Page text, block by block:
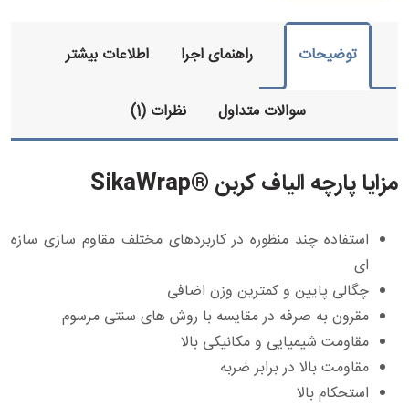
توضیحات راهنمای اجرا اطلاعات بیشتر
سوالات متداول نظرات (1)
مزایا پارچه الیاف کربن ®SikaWrap
استفاده چند منظوره در کاربردهای مختلف مقاوم سازی سازه
ای
چگالی پایین و کمترین وزن اضافی
مقرون به صرفه در مقایسه با روش های سنتی مرسوم
مقاومت شیمیایی و مکانیکی بالا
مقاومت بالا در برابر ضربه
استحکام بالا